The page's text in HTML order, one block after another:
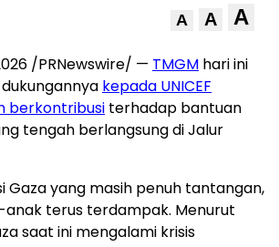
A A A
/PRNewswire/ — TMGM hari ini
kepada UNICEF
berkontribusi terhadap bantuan
tengah berlangsung di Jalur
Gaza yang masih penuh tantangan,
anak terus terdampak. Menurut
saat ini mengalami krisis